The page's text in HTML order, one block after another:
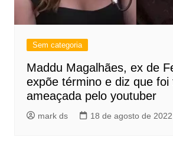
Sem categoria
Maddu Magalhães, ex de
expõe término e diz que
ameaçada pelo youtuber
mark ds 18 de agosto de 2022